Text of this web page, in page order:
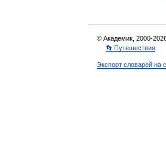
© Академик, 2000-
👣 Путешествия
Экспорт словарей на